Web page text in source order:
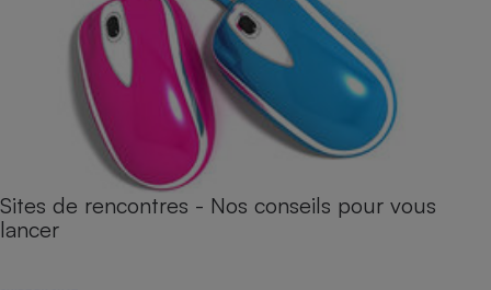
Sites de rencontres - Nos conseils pour vous
lancer